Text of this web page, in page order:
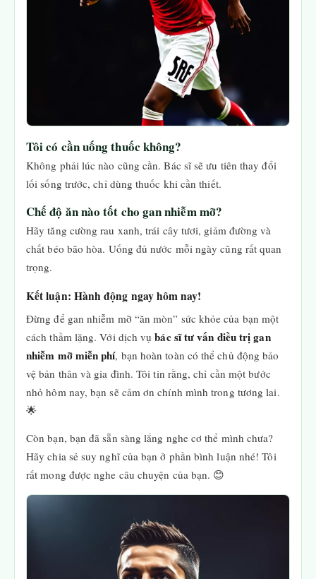
Tôi có cần uống thuốc không?
Không phải lúc nào cũng cần. Bác sĩ sẽ ưu tiên thay đổi
lối sống trước, chỉ dùng thuốc khi cần thiết.
Chế độ ăn nào tốt cho gan nhiễm mỡ?
Hãy tăng cường rau xanh, trái cây tươi, giảm đường và
chất béo bão hòa. Uống đủ nước mỗi ngày cũng rất quan
trọng.
Kết luận: Hành động ngay hôm nay!
Đừng để gan nhiễm mỡ “ăn mòn” sức khỏe của bạn một
cách thầm lặng. Với dịch vụbác sĩ tư vấn điều trị gan
nhiễm mỡ miễn phí, bạn hoàn toàn có thể chủ động bảo
vệ bản thân và gia đình. Tôi tin rằng, chỉ cần một bước
nhỏ hôm nay, bạn sẽ cảm ơn chính mình trong tương lai.
🌟
Còn bạn, bạn đã sẵn sàng lắng nghe cơ thể mình chưa?
Hãy chia sẻ suy nghĩ của bạn ở phần bình luận nhé! Tôi
rất mong được nghe câu chuyện của bạn. 😊